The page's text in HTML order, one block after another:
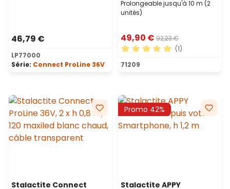
46,79 €
LP77000
Série: Connect ProLine 36V
Prolongeable jusqu'à 10 m (2
unités)
49,90 € 92,23 €
Note moyenne de 5 sur 5
(1)
71209
Stalactite Connect
Promo 42%
Stalactite APPY